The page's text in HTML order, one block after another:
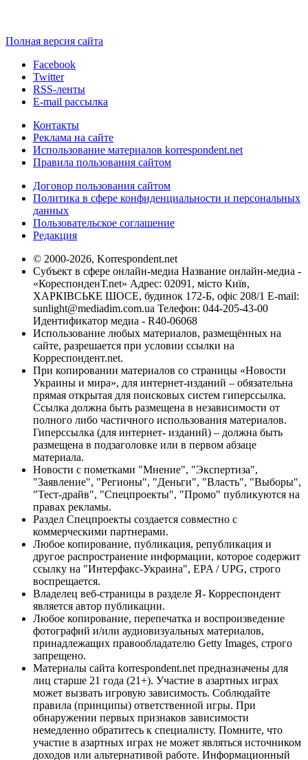
Полная версия сайта
Facebook
Twitter
RSS-ленты
E-mail рассылка
Контакты
Реклама на сайте
Использование материалов korrespondent.net
Правила пользования сайтом
Договор пользования сайтом
Политика в сфере конфиденциальности и персональных
данных
Пользовательское соглашение
Редакция
© 2000-2026, Korrespondent.net
Субъект в сфере онлайн-медиа Название онлайн-медиа -
«КореспонденТ.net» Адрес: 02091, місто Київ,
ХАРКІВСЬКЕ ШОСЕ, будинок 172-Б, офіс 208/1 E-mail:
sunlight@mediadim.com.ua Телефон: 044-205-43-00
Идентификатор медиа - R40-06068
Использование любых материалов, размещённых на
сайте, разрешается при условии ссылки на
Корреспондент.net.
При копировании материалов со страницы «Новости
Украины и мира», для интернет-изданий – обязательна
прямая открытая для поисковых систем гиперссылка.
Ссылка должна быть размещена в независимости от
полного либо частичного использования материалов.
Гиперссылка (для интернет- изданий) – должна быть
размещена в подзаголовке или в первом абзаце
материала.
Новости с пометками "Мнение", "Экспертиза",
"Заявление", "Регионы", "Деньги", "Власть", "Выборы",
"Тест-драйв", "Спецпроекты", "Промо" публикуются на
правах рекламы.
Раздел Спецпроекты создается совместно с
коммерческими партнерами.
Любое копирование, публикация, републикация и
другое распространение информации, которое содержит
ссылку на "Интерфакс-Украина", EPA / UPG, строго
воспрещается.
Владелец веб-страницы в разделе Я- Корреспондент
является автор публикации.
Любое копирование, перепечатка и воспроизведение
фотографий и/или аудиовизуальных материалов,
принадлежащих правообладателю Getty Images, строго
запрещено.
Материалы сайта korrespondent.net предназначены для
лиц старше 21 года (21+). Участие в азартных играх
может вызвать игровую зависимость. Соблюдайте
правила (принципы) ответственной игры. При
обнаружении первых признаков зависимости
немедленно обратитесь к специалисту. Помните, что
участие в азартных играх не может являться источником
доходов или альтернативой работе. Информационный